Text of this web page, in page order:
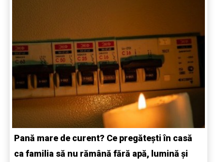
Pană mare de curent? Ce pregătești în casă
ca familia să nu rămână fără apă, lumină și